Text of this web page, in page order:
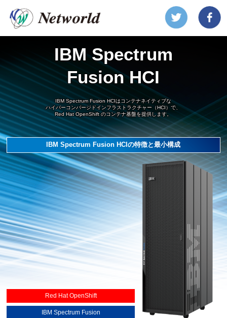
IBM Spectrum
Fusion HCI
IBM Spectrum Fusion HCIはコンテナネイティブな
ハイパーコンバージドインフラストラクチャー（HCI）で、
Red Hat OpenShift のコンテナ基盤を提供します。
IBM Spectrum Fusion HCIの特徴と最小構成
Red Hat OpenShift
IBM Spectrum Fusion